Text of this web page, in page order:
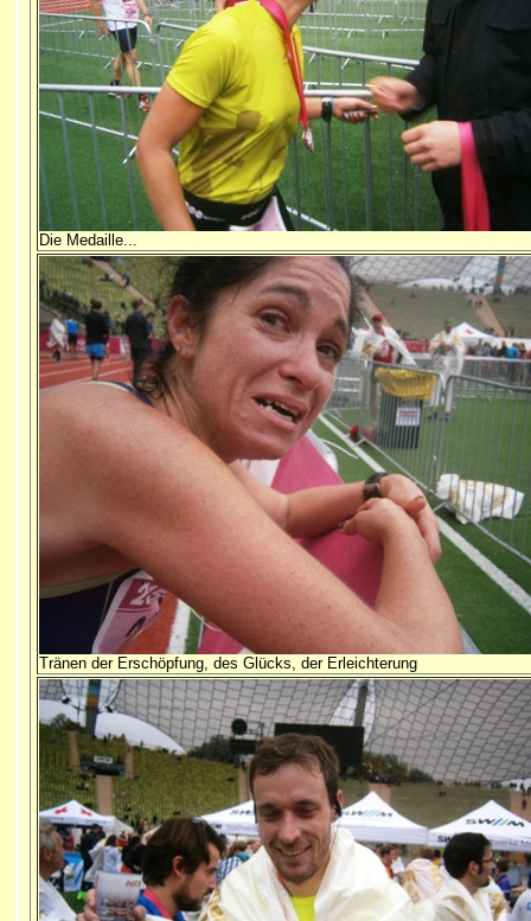
Die Medaille...
Tränen der Erschöpfung, des Glücks, der Erleichterung